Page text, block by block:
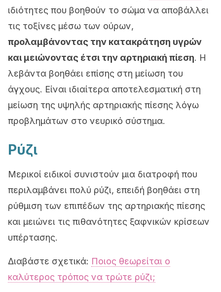
ιδιότητες που βοηθούν το σώμα να αποβάλλει
τις τοξίνες μέσω των ούρων,
προλαμβάνοντας την κατακράτηση υγρών
και μειώνοντας έτσι την αρτηριακή πίεση. Η
λεβάντα βοηθάει επίσης στη μείωση του
άγχους. Είναι ιδιαίτερα αποτελεσματική στη
μείωση της υψηλής αρτηριακής πίεσης λόγω
προβλημάτων στο νευρικό σύστημα.
Ρύζι
Μερικοί ειδικοί συνιστούν μια διατροφή που
περιλαμβάνει πολύ ρύζι, επειδή βοηθάει στη
ρύθμιση των επιπέδων της αρτηριακής πίεσης
και μειώνει τις πιθανότητες ξαφνικών κρίσεων
υπέρτασης.
Διαβάστε σχετικά: Ποιος θεωρείται ο
καλύτερος τρόπος να τρώτε ρύζι;